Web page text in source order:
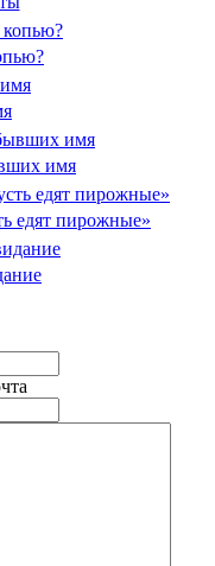
имя
едят пирожные»